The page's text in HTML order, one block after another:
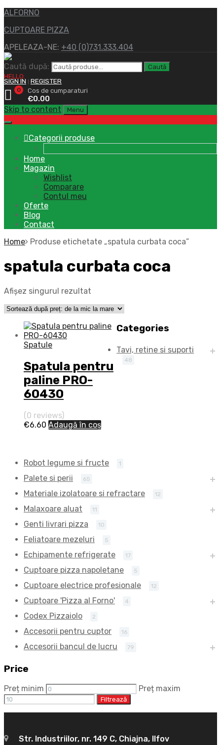
ALFORNO
CUPTOARE PIZZA
APELEAZA-NE: +40 (0)731.333.404
Caută după: Caută
HELLO.
SIGN IN REGISTER
Cos de cumparaturi
€0.00
0
Skip to content Menu
Categorii produse
Home
Magazin
Wishlist
Comparare
Contul meu
Oferte
Blog
Contact
Home Produse etichetate „spatula curbata coca”
spatula curbata coca
Afișez singurul rezultat
Spatule
Spatula pentru
paline PRO-
60430
(0 reviews)
€6.60 Adaugă în coș
Categories
Tavi, retine si suporti
48
Robot legume si fructe 1
Palete si perii 65
Materiale izolatoare si refractare 12
Malaxoare aluat 11
Genti livrari pizza 10
Feliatoare mezeluri 5
Echipamente refrigerate 17
Cuptoare pizza napoletane 5
Cuptoare electrice profesionale 12
Cuptoare 'Pizza al Forno' 4
Codex Pizzaiolo 2
Accesorii pentru cuptor 16
Accesorii bancul de lucru 79
Price
Preț minim Preț maxim
Filtrează
Str. Industriilor, nr. 149 C, Chiajna, Ilfov